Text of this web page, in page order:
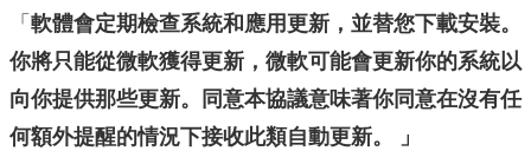
「 軟體會定期檢查系統和應用更新，並替您下載安裝。
你將只能從微軟獲得更新，微軟可能會更新你的系統以
向你提供那些更新。
同意本協議意味著你同意在沒有任
何額外提醒的情況下接收此類自動更新。
」